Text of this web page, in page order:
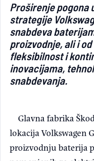
Light/Dark mode
Proširenje pogona
strategije
snabdeva
proizvodnje, ali i
fleksibilnost i
inovacijama,
snabdevanja.
Glavna fabrika
lokacija Volkswagen
proizvodnju baterija